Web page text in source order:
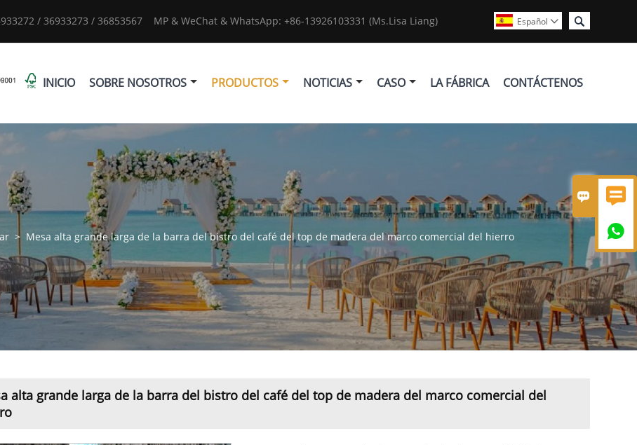
 

/ 36933273 / 36853567 MP & WeChat & WhatsApp: +86-13926103331 (Ms.Lisa Liang) 
Español 
INICIO SOBRE NOSOTROS PRODUCTOS NOTICIAS CASO LA FÁBRICA CONTÁCTENOS
> Mesa alta grande larga de la barra del bistro del café del top de madera del marco comercial del hierro
alta grande larga de la barra del bistro del café del top de madera del marco comercial del